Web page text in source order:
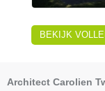
BEKIJK
Architect Carolien